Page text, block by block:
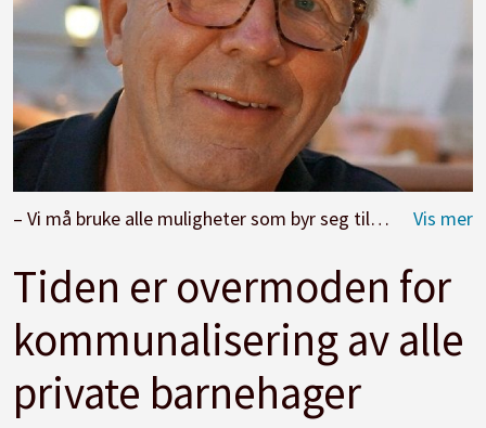
– Vi må bruke alle muligheter som byr seg til å presse fram en offentlig overtakelse av alle private barnehager, skriver Arne Bråten, førskolelærer og pensjonist. Foto: Privat.
Tiden er overmoden for
kommunalisering av alle
private barnehager